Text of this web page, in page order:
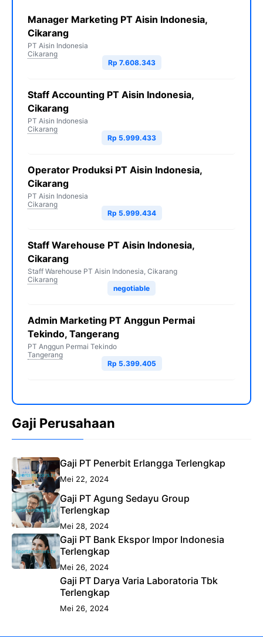
Manager Marketing PT Aisin Indonesia,
Cikarang
PT Aisin Indonesia
Cikarang
Rp 7.608.343
Staff Accounting PT Aisin Indonesia,
Cikarang
PT Aisin Indonesia
Cikarang
Rp 5.999.433
Operator Produksi PT Aisin Indonesia,
Cikarang
PT Aisin Indonesia
Cikarang
Rp 5.999.434
Staff Warehouse PT Aisin Indonesia,
Cikarang
Staff Warehouse PT Aisin Indonesia, Cikarang
Cikarang
negotiable
Admin Marketing PT Anggun Permai
Tekindo, Tangerang
PT Anggun Permai Tekindo
Tangerang
Rp 5.399.405
Gaji Perusahaan
Gaji PT Penerbit Erlangga Terlengkap
Mei 22, 2024
Gaji PT Agung Sedayu Group
Terlengkap
Mei 28, 2024
Gaji PT Bank Ekspor Impor Indonesia
Terlengkap
Mei 26, 2024
Gaji PT Darya Varia Laboratoria Tbk
Terlengkap
Mei 26, 2024